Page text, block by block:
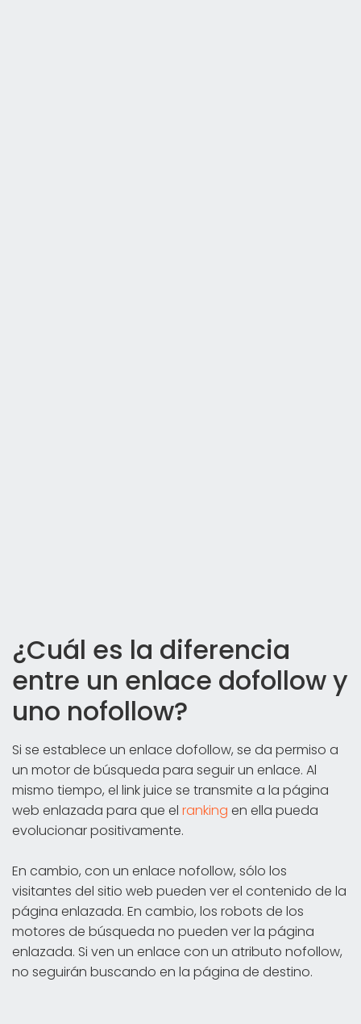
¿Cuál es la diferencia
entre un enlace dofollow y
uno nofollow?
Si se establece un enlace dofollow, se da permiso a
un motor de búsqueda para seguir un enlace. Al
mismo tiempo, el link juice se transmite a la página
web enlazada para que el ranking en ella pueda
evolucionar positivamente.
En cambio, con un enlace nofollow, sólo los
visitantes del sitio web pueden ver el contenido de la
página enlazada. En cambio, los robots de los
motores de búsqueda no pueden ver la página
enlazada. Si ven un enlace con un atributo nofollow,
no seguirán buscando en la página de destino.